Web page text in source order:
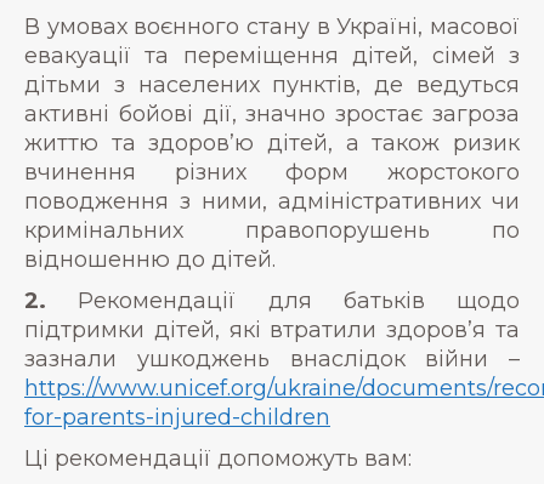
В умовах воєнного стану в Україні, масової
евакуації та переміщення дітей, сімей з
дітьми з населених пунктів, де ведуться
активні бойові дії, значно зростає загроза
життю та здоров’ю дітей, а також ризик
вчинення різних форм жорстокого
поводження з ними, адміністративних чи
кримінальних правопорушень по
відношенню до дітей.
2. Рекомендації для батьків щодо
підтримки дітей, які втратили здоров’я та
зазнали ушкоджень внаслідок війни –
https://www.unicef.org/ukraine/documents/
for-parents-injured-children
Ці рекомендації допоможуть вам: